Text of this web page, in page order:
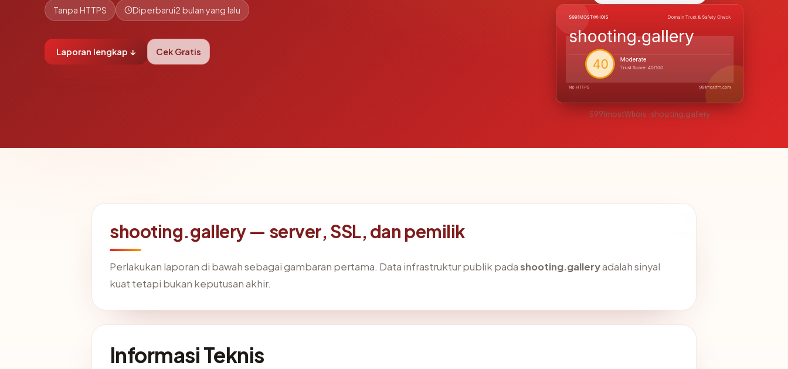
Tanpa HTTPS Diperbarui2 bulan yang lalu
Laporan lengkap ↓ Cek Gratis
S991mostWhois · shooting.gallery
shooting.gallery — server, SSL, dan pemilik
Perlakukan laporan di bawah sebagai gambaran pertama. Data infrastruktur publik padashooting.galleryadalah sinyal
kuat tetapi bukan keputusan akhir.
Informasi Teknis